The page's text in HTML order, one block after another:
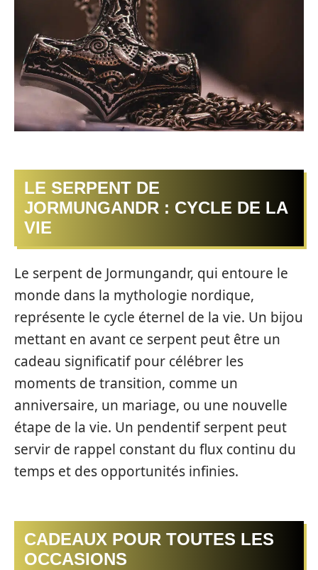
LE SERPENT DE
JORMUNGANDR : CYCLE DE LA
VIE
Le serpent de Jormungandr, qui entoure le
monde dans la mythologie nordique,
représente le cycle éternel de la vie. Un bijou
mettant en avant ce serpent peut être un
cadeau significatif pour célébrer les
moments de transition, comme un
anniversaire, un mariage, ou une nouvelle
étape de la vie. Un pendentif serpent peut
servir de rappel constant du flux continu du
temps et des opportunités infinies.
CADEAUX POUR TOUTES LES
OCCASIONS